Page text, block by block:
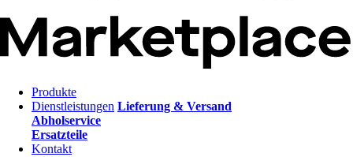
Produkte
Dienstleistungen Lieferung & Versand
Abholservice
Ersatzteile
Kontakt